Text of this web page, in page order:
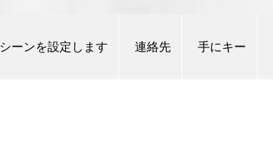
シーンを設定します 連絡先 手にキー